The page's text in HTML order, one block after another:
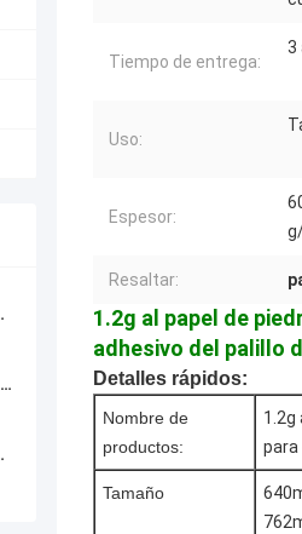
Tiempo de entrega:
3
Uso:
Espesor:
Resaltar:
1.2g al papel de
adhesivo del palillo
Detalles rápidos:
Nombre de
productos:
1.2g
para
Tamaño